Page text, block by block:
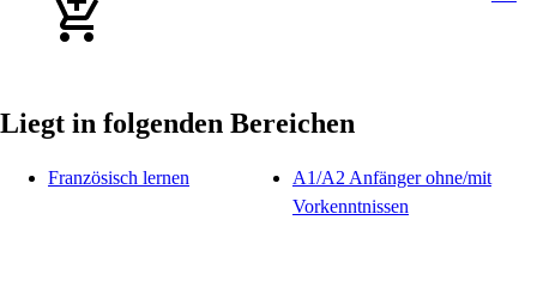
Liegt in folgenden Bereichen
Französisch lernen
A1/A2 Anfänger ohne/mit
Vorkenntnissen